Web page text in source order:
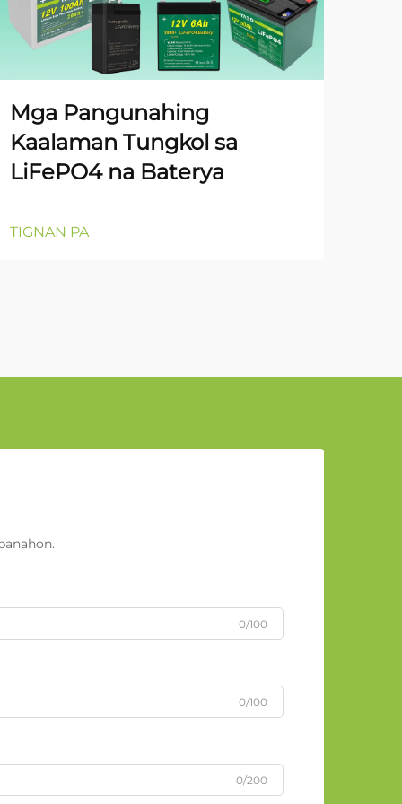
Mga Pangunahing
Kaalaman Tungkol sa
LiFePO4 na Baterya
TIGNAN PA
0/100
0/100
0/200